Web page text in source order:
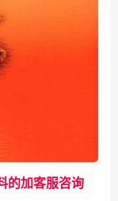
的加客服咨询